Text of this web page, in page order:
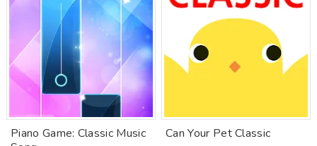
Piano Game: Classic Music
Can Your Pet Classic